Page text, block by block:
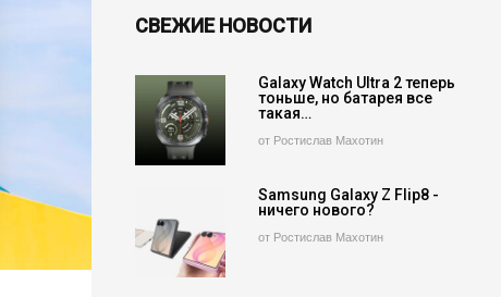
СВЕЖИЕ НОВОСТИ
Galaxy Watch Ultra 2 теперь
тоньше, но батарея все
такая…
от Ростислав Махотин
Samsung Galaxy Z Flip8 -
ничего нового?
от Ростислав Махотин